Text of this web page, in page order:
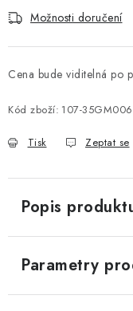
Možnosti doručení
Cena bude viditelná po
Kód zboží: 107-
Tisk Zeptat se
Popis
Parametry